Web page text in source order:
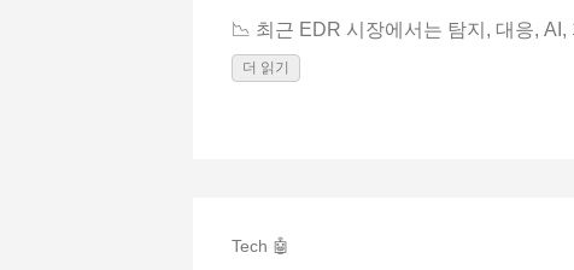
📉 최근 EDR 시장에서는 탐지, 대응, AI,
더 읽기
Tech 🤖